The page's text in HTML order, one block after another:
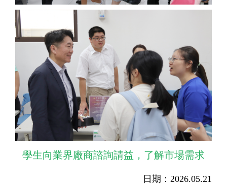
學生向業界廠商諮詢請益，了解市場需求
日期：2026.05.21